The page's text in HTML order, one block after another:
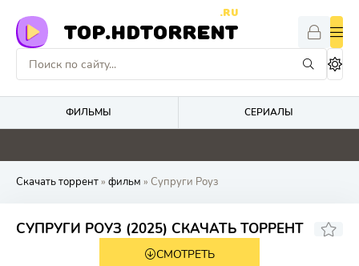
TOP.HDTORRENT
.RU
ФИЛЬМЫ СЕРИАЛЫ
0 0 0 0
Скачать торрент» фильм » Супруги Роуз
СУПРУГИ РОУЗ (2025) СКАЧАТЬ ТОРРЕНТ
6.988 7
СМОТРЕТЬ